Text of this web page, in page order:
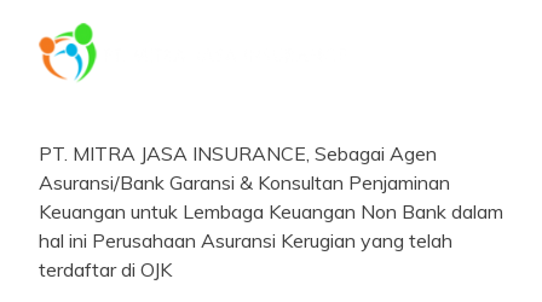
PT. MITRA JASA INSURANCE, Sebagai Agen
Asuransi/Bank Garansi & Konsultan Penjaminan
Keuangan untuk Lembaga Keuangan Non Bank dalam
hal ini Perusahaan Asuransi Kerugian yang telah
terdaftar di OJK